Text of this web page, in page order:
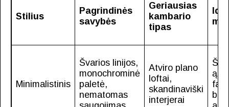
Stilius
Pagrindinės
savybės
Geriausias
kambario
tipas
Minimalistinis
Švarios linijos,
monochrominė
paletė,
nematomas
Atviro plano
loftai,
skandinaviški
interjerai